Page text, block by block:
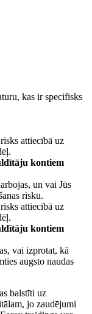
kas ir specifisks
attiecībā uz
kontiem
un vai Jūs
risku.
attiecībā uz
kontiem
vai izprotat, kā
augsto naudas
balstīti uz
jo zaudējumi